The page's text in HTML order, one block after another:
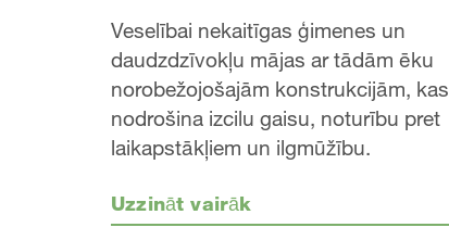
Veselībai nekaitīgas ģimenes un
daudzdzīvokļu mājas ar tādām ēku
norobežojošajām konstrukcijām, kas
nodrošina izcilu gaisu, noturību pret
laikapstākļiem un ilgmūžību.
Uzzināt vairāk